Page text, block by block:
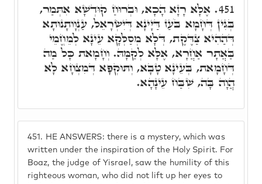
451. HE ANSWERS: there is a mystery, which was
written under the inspiration of the Holy Spirit. For
Boaz, the judge of Yisrael, saw the humility of this
righteous woman, who did not lift up her eyes to
451. אֶלָּא רָזָא הָכָא, וּבְרוּחַ קוּדְשָׁא אִתְּמַר,
בְּגִין דְּחָמָא בֹּעַז דַּיָּינָא דְּיִשְׂרָאֵל, עַנְוָותָנוּתָא
דְּהַהִיא צַדֶּקֶת, דְּלָא מְסַלְּקָא עֵינָא לְמֵחֱמֵי
בַּאֲתָר אַחֲרָא, אֶלָּא לְקַמָּהּ. וְחָמָאת כָּל מַה
דְּחָמָאת, בְּעֵינָא טָבָא, וְתּוּקְפָּא דְּמִצְחָא לָא
הֲוָה בָּה, שִׁבַּח עֵינָהָא.